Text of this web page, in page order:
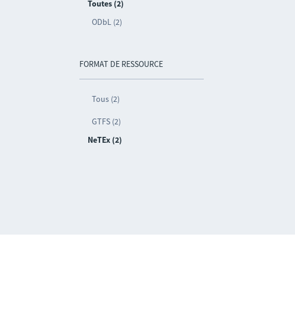
Toutes (2)
ODbL (2)
FORMAT DE RESSOURCE
Tous (2)
GTFS (2)
NeTEx (2)